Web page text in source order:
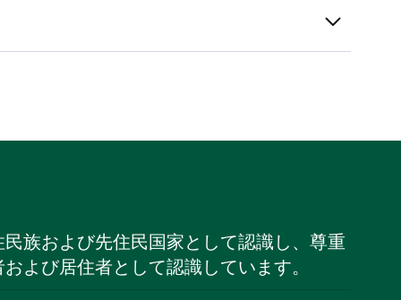
族および先住民国家として認識し、尊重
よび居住者として認識しています。